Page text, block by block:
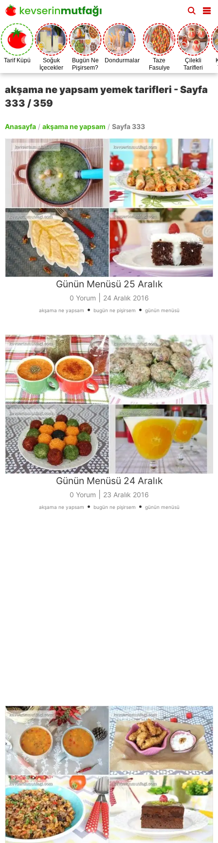
Tarif Küpü
Soğuk
İçecekler
Bugün Ne
Pişirsem?
Dondurmalar
Taze
Fasulye
Zamanı
Çilekli
Tarifleri
akşama ne yapsam yemek tarifleri - Sayfa
333 / 359
Anasayfa / akşama ne yapsam / Sayfa 333
Günün Menüsü 25 Aralık
0 Yorum 24 Aralık 2016
akşama ne yapsam • bugün ne pişirsem • günün menüsü
Günün Menüsü 24 Aralık
0 Yorum 23 Aralık 2016
akşama ne yapsam • bugün ne pişirsem • günün menüsü